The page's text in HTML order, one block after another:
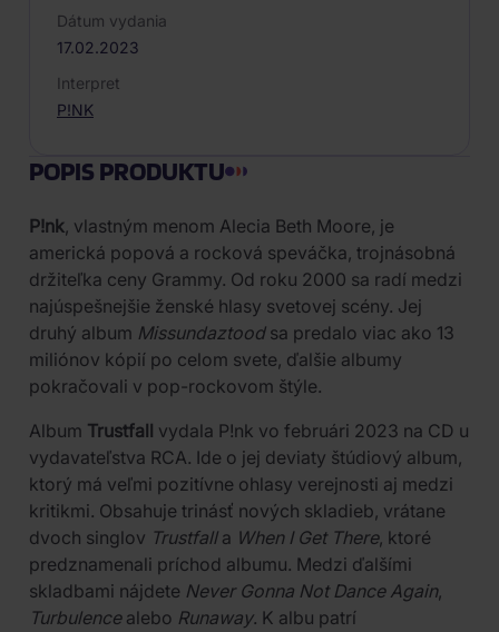
Dátum vydania
17.02.2023
Interpret
P!NK
POPIS PRODUKTU
P!nk, vlastným menom Alecia Beth Moore, je
americká popová a rocková speváčka, trojnásobná
držiteľka ceny Grammy. Od roku 2000 sa radí medzi
najúspešnejšie ženské hlasy svetovej scény. Jej
druhý album Missundaztoodsa predalo viac ako 13
miliónov kópií po celom svete, ďalšie albumy
pokračovali v pop-rockovom štýle.
Album Trustfall vydala P!nk vo februári 2023 na CD u
vydavateľstva RCA. Ide o jej deviaty štúdiový album,
ktorý má veľmi pozitívne ohlasy verejnosti aj medzi
kritikmi. Obsahuje trinásť nových skladieb, vrátane
dvoch singlov Trustfalla When I Get There, ktoré
predznamenali príchod albumu. Medzi ďalšími
skladbami nájdete Never Gonna Not Dance Again,
Turbulencealebo Runaway. K albu patrí